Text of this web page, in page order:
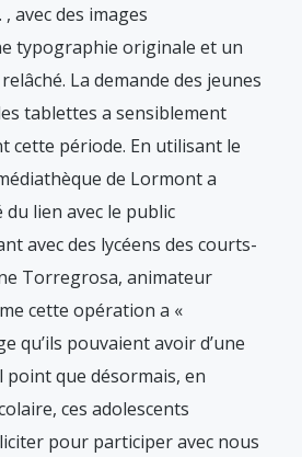
, avec des images
typographie originale et un
La demande des jeunes
tablettes a sensiblement
cette période. En utilisant le
de Lormont a
lien avec le public
avec des lycéens des courts-
Torregrosa, animateur
cette opération a «
qu’ils pouvaient avoir d’une
point que désormais, en
ces adolescents
pour participer avec nous